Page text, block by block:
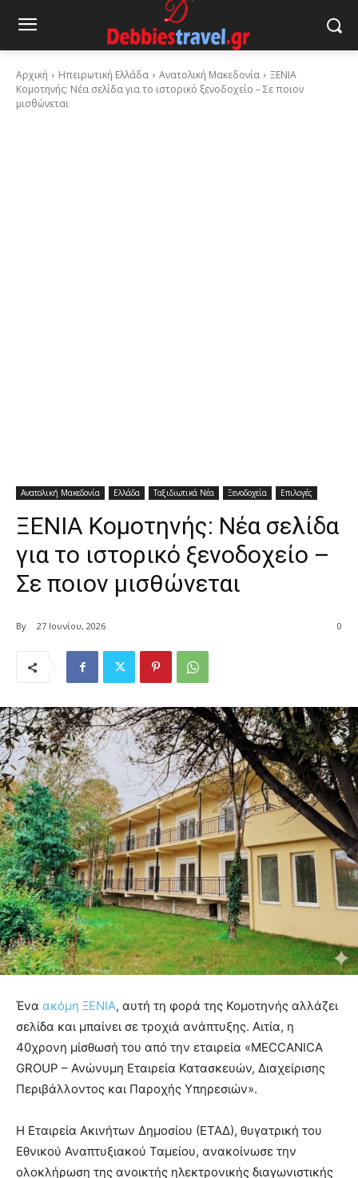
Αρχική Ηπειρωτική Ελλάδα Ανατολική Μακεδονία
ΞΕΝΙΑ
Κομοτηνής: Νέα σελίδα για το ιστορικό ξενοδοχείο – Σε ποιον
μισθώνεται
Ανατολική Μακεδονία Ελλάδα Ταξιδιωτικά Νέα Ξενοδοχεία Επιλογές
ΞΕΝΙΑ Κομοτηνής: Νέα σελίδα
για το ιστορικό ξενοδοχείο –
Σε ποιον μισθώνεται
By 27 Ιουνίου, 2026 0
Ένα ακόμη ΞΕΝΙΑ, αυτή τη φορά της Κομοτηνής αλλάζει
σελίδα και μπαίνει σε τροχιά ανάπτυξης. Αιτία, η
40χρονη μίσθωσή του από την εταιρεία «MECCANICA
GROUP – Ανώνυμη Εταιρεία Κατασκευών, Διαχείρισης
Περιβάλλοντος και Παροχής Υπηρεσιών».
Η Εταιρεία Ακινήτων Δημοσίου (ΕΤΑΔ), θυγατρική του
Εθνικού Αναπτυξιακού Ταμείου, ανακοίνωσε την
ολοκλήρωση της ανοικτής ηλεκτρονικής διαγωνιστικής